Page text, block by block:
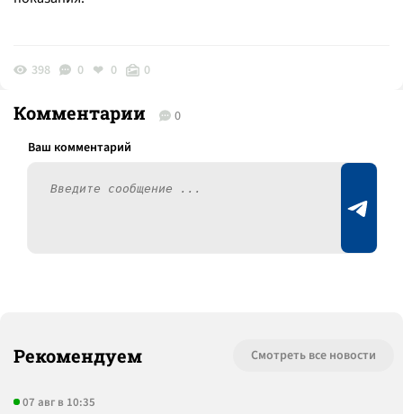
398 0 0 0
Комментарии 0
Рекомендуем Смотреть все новости
07 авг в 10:35